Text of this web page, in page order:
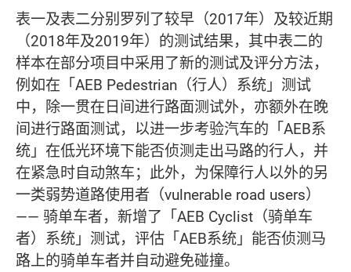
表一及表二分别罗列了较早（2017年）及较近期
（2018年及2019年）的测试结果，其中表二的
样本在部分项目中采用了新的测试及评分方法，
例如在「AEB Pedestrian（行人）系统」测试
中，除一贯在日间进行路面测试外，亦额外在晚
间进行路面测试，以进一步考验汽车的「AEB系
统」在低光环境下能否侦测走出马路的行人，并
在紧急时自动煞车；此外，为保障行人以外的另
一类弱势道路使用者（vulnerable road users）
—— 骑单车者，新增了「AEB Cyclist（骑单车
者）系统」测试，评估「AEB系统」能否侦测马
路上的骑单车者并自动避免碰撞。